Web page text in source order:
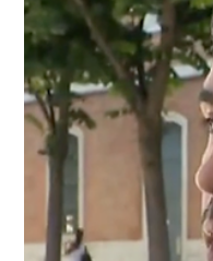
30 jul 2025 1 min de
FANDIT EN LA
SALIR EN TV
COMPLEJOS